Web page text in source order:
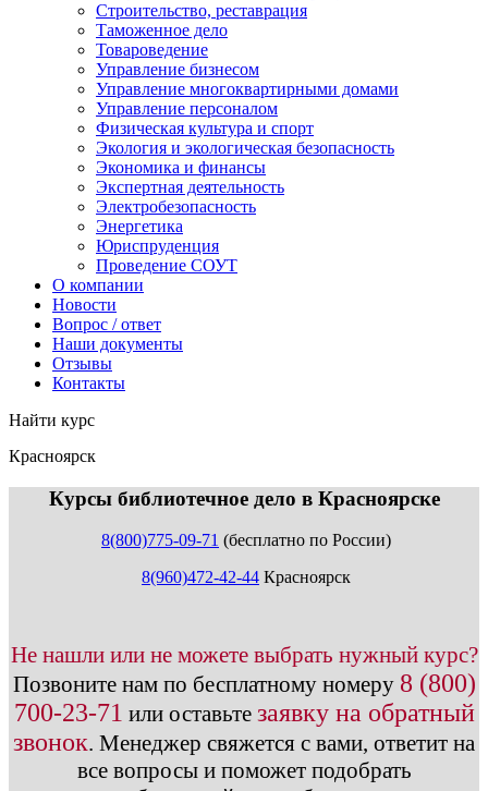
Строительство, реставрация
Таможенное дело
Товароведение
Управление бизнесом
Управление многоквартирными домами
Управление персоналом
Физическая культура и спорт
Экология и экологическая безопасность
Экономика и финансы
Экспертная деятельность
Электробезопасность
Энергетика
Юриспруденция
Проведение СОУТ
О компании
Новости
Вопрос / ответ
Наши документы
Отзывы
Контакты
Найти курс
Красноярск
Курсы библиотечное дело в Красноярске
8(800)775-09-71 (бесплатно по России)
8(960)472-42-44 Красноярск
Не нашли или не можете выбрать нужный курс?
Позвоните нам по бесплатному номеру 8 (800)
700-23-71 или оставьте заявку на обратный
звонок. Менеджер свяжется с вами, ответит на
все вопросы и поможет подобрать